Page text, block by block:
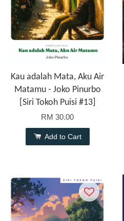
Kau adalah Mata, Aku Air
Matamu - Joko Pinurbo
[Siri Tokoh Puisi #13]
RM 30.00
Add to Cart